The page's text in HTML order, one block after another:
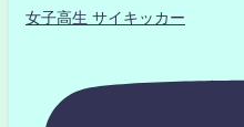
女子高生 サイキッカー